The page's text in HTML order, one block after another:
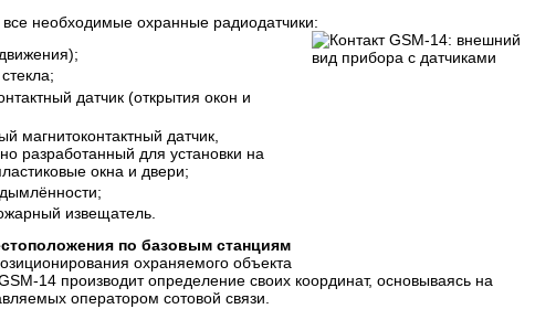
необходимые охранные радиодатчики:
датчик (открытия окон и
магнитоконтактный датчик,
разработанный для установки на
окна и двери;
извещатель.
по базовым станциям
охраняемого объекта
14 производит определение своих координат, основываясь на
оператором сотовой связи.